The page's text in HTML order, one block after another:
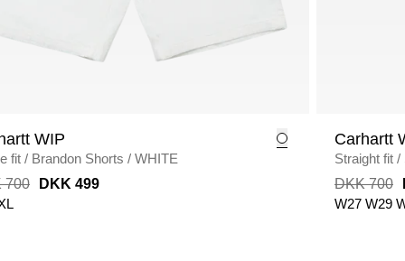
WIP
fit / Brandon Shorts / WHITE
700
DKK 499
Carhartt
Straight fit /
WASHED
DKK 700
W27 W29